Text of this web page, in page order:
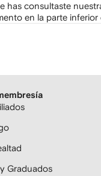
has consultaste
en la parte
Graduados